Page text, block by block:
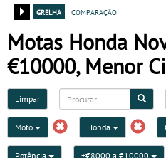
grelha
comparação
Motas Honda
€10000, Menor
Limpar
Moto Honda
Potência +€8000 a €10000